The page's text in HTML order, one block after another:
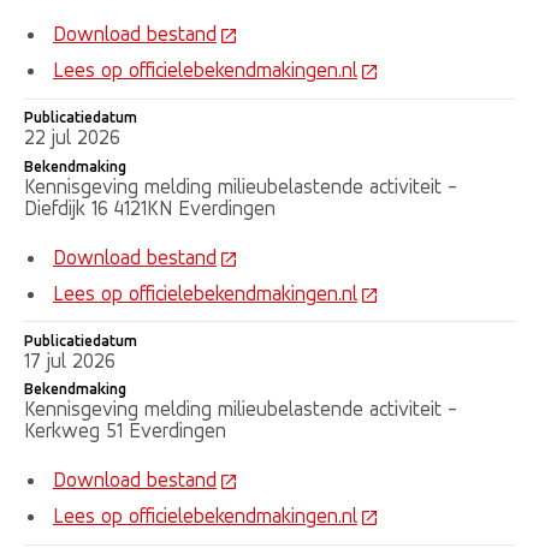
Download bestand
Lees op officielebekendmakingen.nl
Publicatiedatum
22 jul 2026
Bekendmaking
Kennisgeving melding milieubelastende activiteit -
Diefdijk 16 4121KN Everdingen
Download bestand
Lees op officielebekendmakingen.nl
Publicatiedatum
17 jul 2026
Bekendmaking
Kennisgeving melding milieubelastende activiteit -
Kerkweg 51 Everdingen
Download bestand
Lees op officielebekendmakingen.nl